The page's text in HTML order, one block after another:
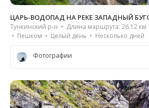
ЦАРЬ-ВОДОПАД НА РЕКЕ ЗАПАДНЫЙ
Тункинский р-н • Длина маршрута: 26.12 км
• Пешком • Целый день • Несколько дней
Фотографии